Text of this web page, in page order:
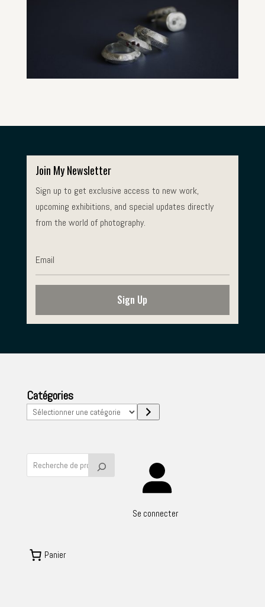
Join My Newsletter
Sign up to get exclusive access to new work,
upcoming exhibitions, and special updates directly
from the world of photography.
Sign Up
Catégories
Sélectionner
Se connecter
Panier